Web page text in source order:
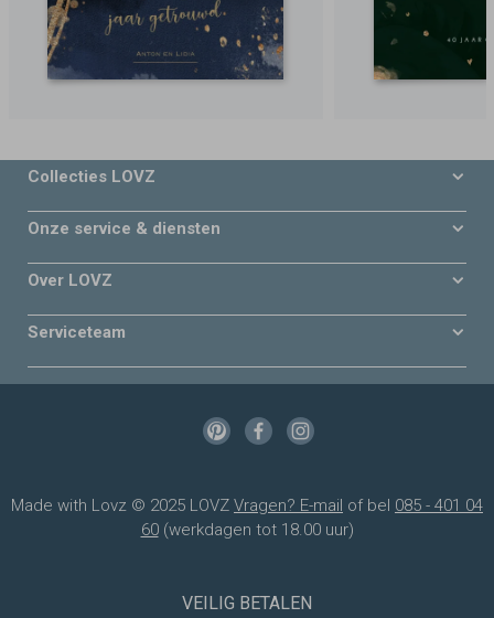
Collecties LOVZ
Onze service & diensten
Over LOVZ
Serviceteam
Made with Lovz © 2025 LOVZ Vragen? E-mail of bel 085 - 401 04
60(werkdagen tot 18.00 uur)
VEILIG BETALEN